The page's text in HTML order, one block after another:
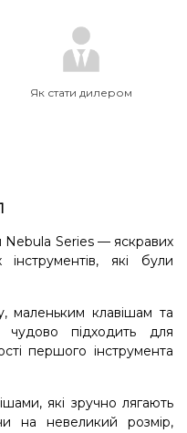
Як стати дилером
Nebula Series — яскравих
які були
маленьким клавішам та
чудово підходить для
першого інструмента
які зручно лягають
на невеликий розмір,